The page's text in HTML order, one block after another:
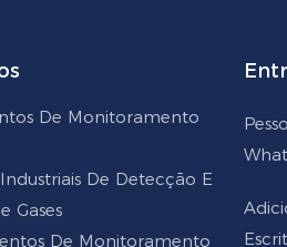
De Monitoramento
De Detecção E
Gases
De Monitoramento